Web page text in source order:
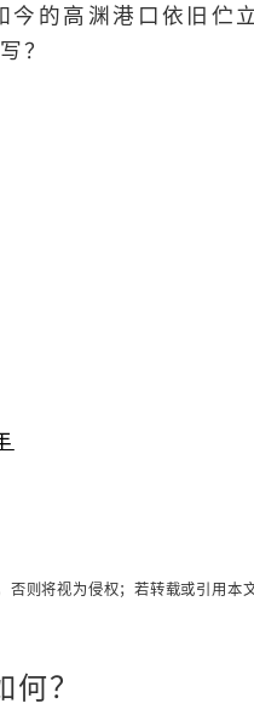
的高渊港口依旧伫
？
则将视为侵权；若转载或引用本
？